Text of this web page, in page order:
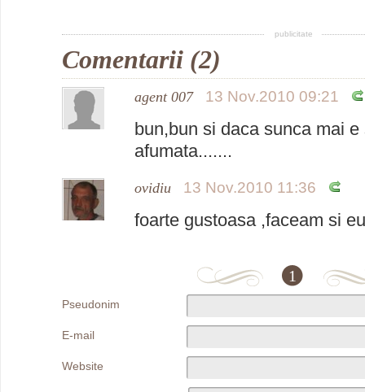
publicitate
Comentarii (2)
agent 007 13 Nov.2010 09:21
bun,bun si daca sunca mai e
afumata.......
ovidiu 13 Nov.2010 11:36
foarte gustoasa ,faceam si
1
Pseudonim
E-mail
Website